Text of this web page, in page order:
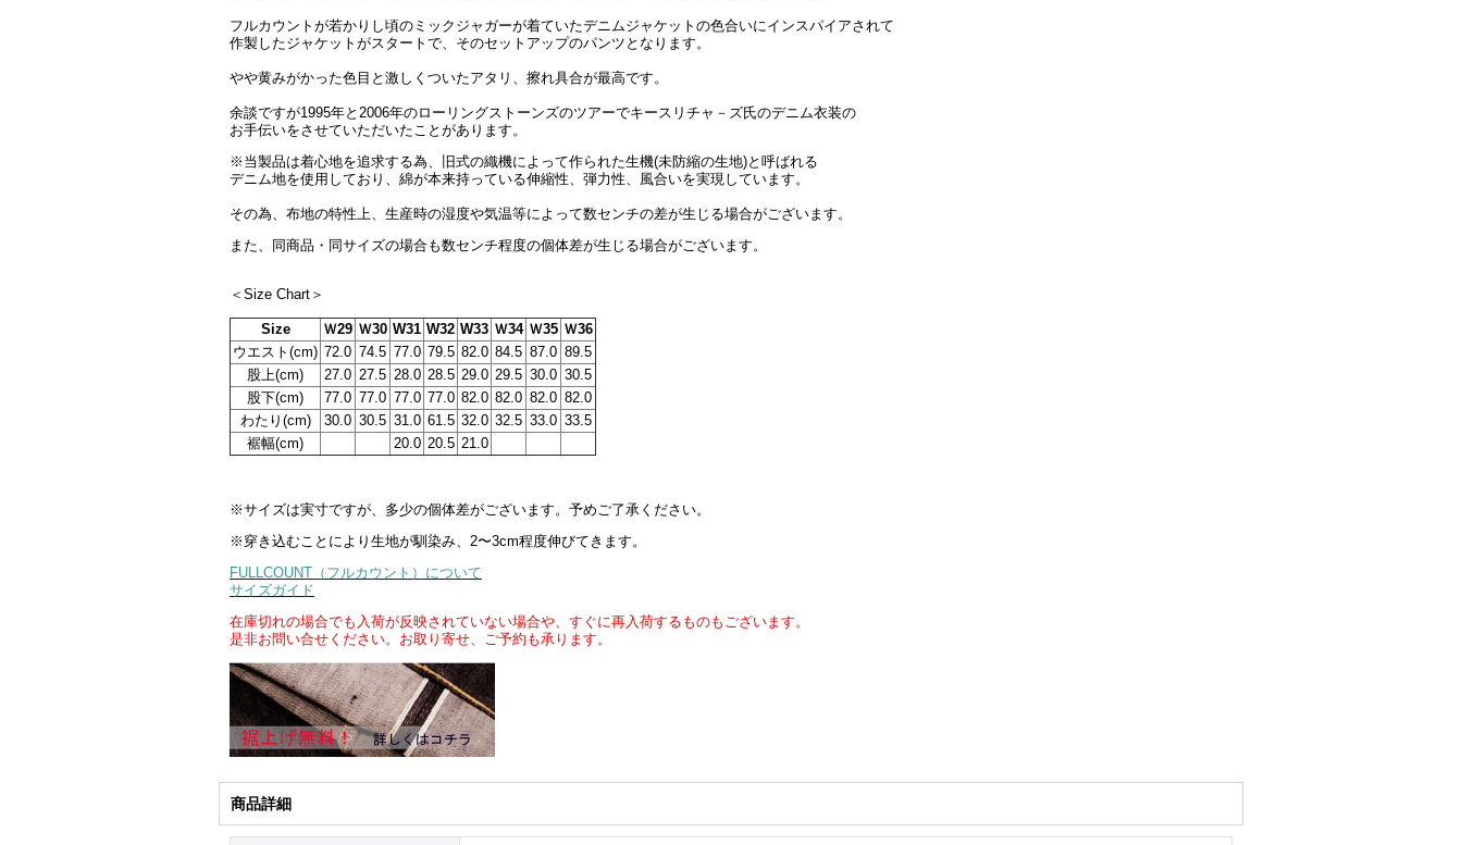
フルカウントが若かりし頃のミックジャガーが着ていたデニムジャケットの色合いにインスパイアされて
作製したジャケットがスタートで、そのセットアップのパンツとなります。
やや黄みがかった色目と激しくついたアタリ、擦れ具合が最高です。
余談ですが1995年と2006年のローリングストーンズのツアーでキースリチャ－ズ氏のデニム衣装の
お手伝いをさせていただいたことがあります。
※当製品は着心地を追求する為、旧式の織機によって作られた生機(未防縮の生地)と呼ばれる
デニム地を使用しており、綿が本来持っている伸縮性、弾力性、風合いを実現しています。
その為、布地の特性上、生産時の湿度や気温等によって数センチの差が生じる場合がございます。
また、同商品・同サイズの場合も数センチ程度の個体差が生じる場合がございます。
＜Size Chart＞
Size Ｗ29 Ｗ30 W31 W32 W33 Ｗ34 Ｗ35 Ｗ36
ウエスト(cm) 72.0 74.5 77.0 79.5 82.0 84.5 87.0 89.5
股上(cm)
27.0 27.5 28.0 28.5 29.0 29.5 30.0 30.5
股下(cm)
77.0 77.0 77.0 77.0 82.0 82.0 82.0 82.0
わたり(cm)
30.0 30.5 31.0 61.5 32.0 32.5 33.0 33.5
裾幅(cm)
20.0 20.5 21.0
※サイズは実寸ですが、多少の個体差がございます。予めご了承ください。
※穿き込むことにより生地が馴染み、2〜3cm程度伸びてきます。
FULLCOUNT（フルカウント）について
サイズガイド
在庫切れの場合でも入荷が反映されていない場合や、すぐに再入荷するものもございます。
是非お問い合せください。お取り寄せ、ご予約も承ります。
商品詳細